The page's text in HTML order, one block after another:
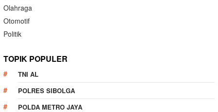
Olahraga
Otomotif
Politik
TOPIK POPULER
TNI AL
POLRES SIBOLGA
POLDA METRO JAYA